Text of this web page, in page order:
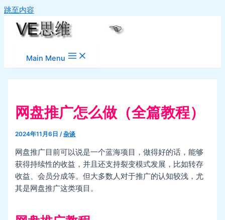
跳至内容
Main Menu
网盘推广怎么做（全篇教程）
2024年11月6日/杂谈
网盘推广目前可以说是一个蓝海项目，做得好的话，能够
获得持续性的收益，并且还支持裂变模式发展，比如转存
收益、会员分成等。但大多数人对于推广的认知较浅，尤
其是网盘推广这类项目。